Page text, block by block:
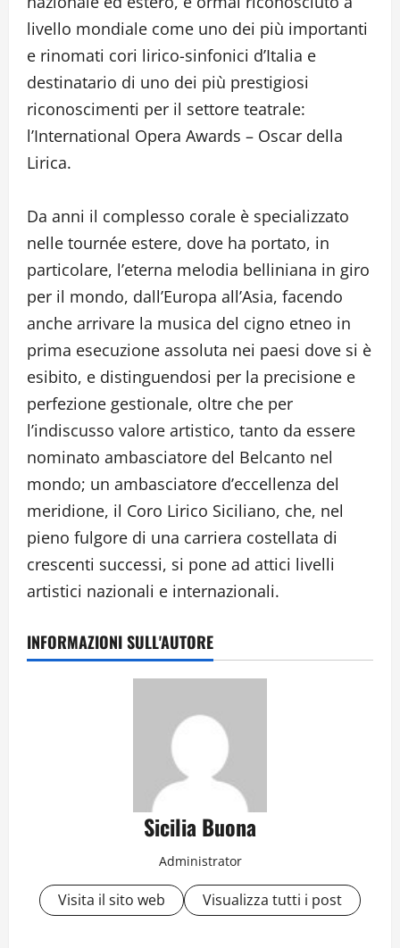
livello mondiale come uno dei più importanti
e rinomati cori lirico-sinfonici d’Italia e
destinatario di uno dei più prestigiosi
riconoscimenti per il settore teatrale:
l’International Opera Awards – Oscar della
Lirica.
Da anni il complesso corale è specializzato
nelle tournée estere, dove ha portato, in
particolare, l’eterna melodia belliniana in giro
per il mondo, dall’Europa all’Asia, facendo
anche arrivare la musica del cigno etneo in
prima esecuzione assoluta nei paesi dove si è
esibito, e distinguendosi per la precisione e
perfezione gestionale, oltre che per
l’indiscusso valore artistico, tanto da essere
nominato ambasciatore del Belcanto nel
mondo; un ambasciatore d’eccellenza del
meridione, il Coro Lirico Siciliano, che, nel
pieno fulgore di una carriera costellata di
crescenti successi, si pone ad attici livelli
artistici nazionali e internazionali.
INFORMAZIONI SULL'AUTORE
Sicilia Buona
Administrator
Visita il sito web Visualizza tutti i post